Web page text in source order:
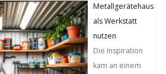
Metallgerätehaus
als Werkstatt
nutzen
Die Inspiration
kam an einem